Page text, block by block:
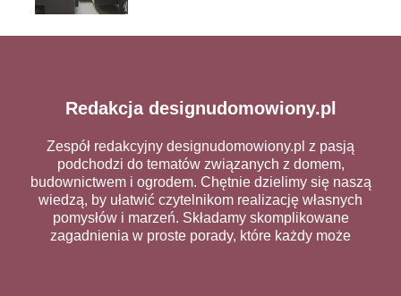
Redakcja designudomowiony.pl
Zespół redakcyjny designudomowiony.pl z pasją
podchodzi do tematów związanych z domem,
budownictwem i ogrodem. Chętnie dzielimy się naszą
wiedzą, by ułatwić czytelnikom realizację własnych
pomysłów i marzeń. Składamy skomplikowane
zagadnienia w proste porady, które każdy może